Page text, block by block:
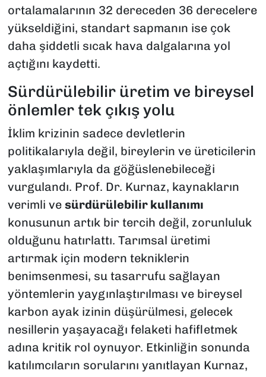
ortalamalarının 32 dereceden 36 derecelere
yükseldiğini, standart sapmanın ise çok
daha şiddetli sıcak hava dalgalarına yol
açtığını kaydetti.
Sürdürülebilir üretim ve bireysel
önlemler tek çıkış yolu
İklim krizinin sadece devletlerin
politikalarıyla değil, bireylerin ve üreticilerin
yaklaşımlarıyla da göğüslenebileceği
vurgulandı. Prof. Dr. Kurnaz, kaynakların
verimli ve sürdürülebilir kullanımı
konusunun artık bir tercih değil, zorunluluk
olduğunu hatırlattı. Tarımsal üretimi
artırmak için modern tekniklerin
benimsenmesi, su tasarrufu sağlayan
yöntemlerin yaygınlaştırılması ve bireysel
karbon ayak izinin düşürülmesi, gelecek
nesillerin yaşayacağı felaketi hafifletmek
adına kritik rol oynuyor. Etkinliğin sonunda
katılımcıların sorularını yanıtlayan Kurnaz,